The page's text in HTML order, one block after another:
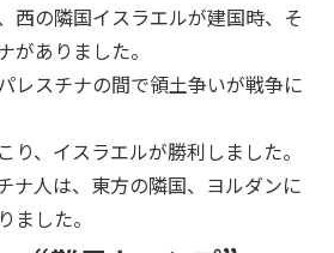
西の隣国イスラエルが建国時、そ
がありました。
レスチナの間で領土争いが戦争に
り、イスラエルが勝利しました。
ナ人は、東方の隣国、ヨルダンに
ました。